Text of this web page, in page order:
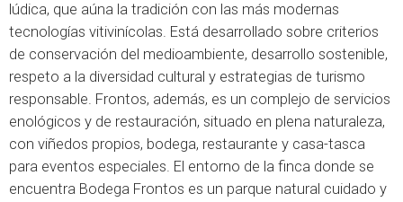
lúdica, que aúna la tradición con las más modernas
tecnologías vitivinícolas. Está desarrollado sobre criterios
de conservación del medioambiente, desarrollo sostenible,
respeto a la diversidad cultural y estrategias de turismo
responsable. Frontos, además, es un complejo de servicios
enológicos y de restauración, situado en plena naturaleza,
con viñedos propios, bodega, restaurante y casa-tasca
para eventos especiales. El entorno de la finca donde se
encuentra Bodega Frontos es un parque natural cuidado y